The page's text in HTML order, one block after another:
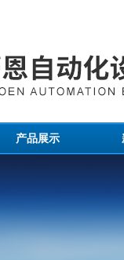
产品展示